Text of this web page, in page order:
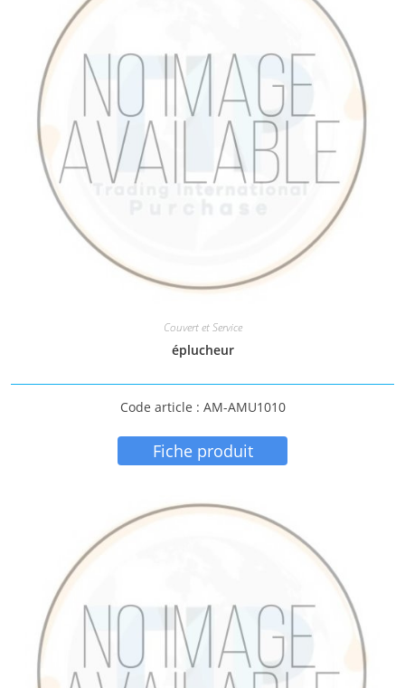
Couvert et Service
éplucheur
Code article : AM-AMU1010
Fiche produit